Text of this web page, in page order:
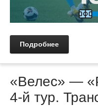
Подробнее
«Велес» —
4-й тур.